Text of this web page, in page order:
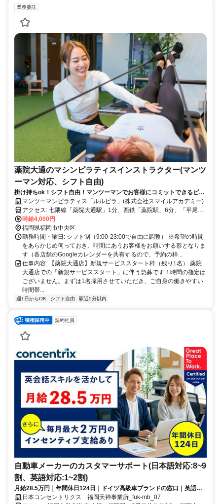
業務委託
薬院大通のマシンピラティスインストラクター(マンツ
ーマン対応、シフト自由)
掛け持ちok！シフト自由！マンツーマンでお客様にコミットできるピラ
ティスインスタラクター
マンツーマンピラティス「ルルピラ」(株式会社スマイルアカデミー)
アクセス: 七隈線「薬院大通駅」1分、西鉄「薬院駅」6分、「平尾
駅」15分。薬院四つ角「新極真カラテ」「ビヨンドリハビリ」の上フ
ロア3F
時給4,000円
福岡県福岡市中央区
勤務時間・曜日: シフト制（9:00-23:00で自由に調整） ※希望の時間
をあらかじめ伺っておき、時間にあうお客様をお願いする形となりま
す（各店舗のGoogleカレンダーを共有するので、予約の枠...
仕事内容: 【薬院大通店】新規サービススタート枠（残り1名） 薬院
大通店での「新規サービススタート」に伴う急募です！時間の指定は
ございません。まずは1名採用させていただき、ご自身の働きやすい
時間帯...
週1日からOK シフト自由 駅近5分以内
契約社員
自動車メーカーのカスタマーサポート(日本語対応:8~9
割、英語対応:1~2割)
月給28.5万円｜年間休日124日｜ドイツ高級車ブランドの窓口｜英語ス
キルが活かせる
日本コンセントリクス 福岡天神事業所_fuk-mb_07